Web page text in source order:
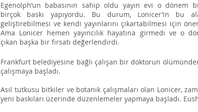
Egenolph’un babasının sahip oldu yayın evi o dönem
birçok baskı yapıyordu. Bu durum, Lonicer’in bu
geliştirebilmesi ve kendi yayınlarını çıkartabilmesi için
Ama Lonicer hemen yayıncılık hayatına girmedi ve o
çıkan başka bir fırsatı değerlendirdi.
Frankfurt belediyesine bağlı çalışan bir doktorun
çalışmaya başladı.
Asıl tutkusu bitkiler ve botanik çalışmaları olan Lonicer,
yeni baskıları üzerinde düzenlemeler yapmaya başladı.